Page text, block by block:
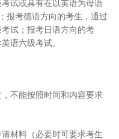
试或具有在以英语为母语
报考德语方向的考生，通过
试；报考日语方向的考
语六级考试。
不能按照时间和内容要求
材料（必要时可要求考生